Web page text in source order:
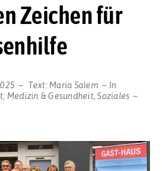
Zeichen für
Text: Maria Salem
In
, Medizin & Gesundheit,Soziales